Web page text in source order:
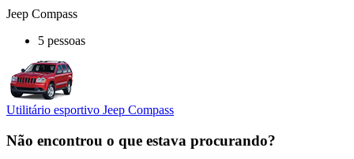
Jeep Compass
5 pessoas
Utilitário esportivo Jeep Compass
Não encontrou o que estava procurando?